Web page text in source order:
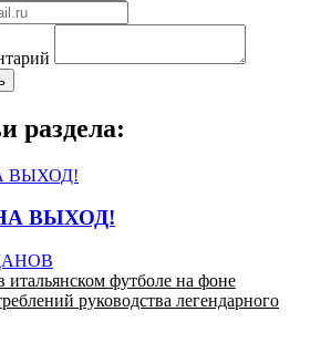
раздела:
ВЫХОД!
итальянском футболе на фоне
руководства легендарного